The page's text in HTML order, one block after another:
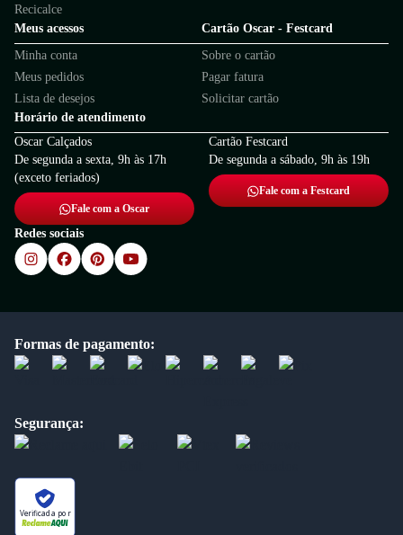
Recicalce
Meus acessos
Minha conta
Meus pedidos
Lista de desejos
Cartão Oscar - Festcard
Sobre o cartão
Pagar fatura
Solicitar cartão
Horário de atendimento
Oscar Calçados
De segunda a sexta, 9h às 17h
(exceto feriados)
Fale com a Oscar
Cartão Festcard
De segunda a sábado, 9h às 19h
Fale com a Festcard
Redes sociais
Formas de pagamento:
Segurança:
Verificada por